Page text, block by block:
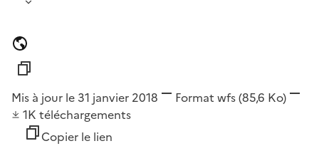
Mis à jour le 31 janvier 2018 Format wfs(85,6 Ko)
1K téléchargements
Copier le lien